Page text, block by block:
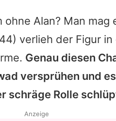
Alan? Man mag
verlieh der Figur
Genau diesen
versprühen und
schräge Rolle
Anzeige